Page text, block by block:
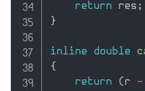
return res ;
}
inline double
{
return
( r -